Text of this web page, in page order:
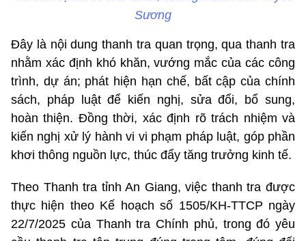
Sương
Đây là nội dung thanh tra quan trọng, qua thanh tra
nhằm xác định khó khăn, vướng mắc của các công
trình, dự án; phát hiện hạn chế, bất cập của chính
sách, pháp luật để kiến nghị, sửa đổi, bổ sung,
hoàn thiện. Đồng thời, xác định rõ trách nhiệm và
kiến nghị xử lý hành vi vi phạm pháp luật, góp phần
khơi thông nguồn lực, thúc đẩy tăng trưởng kinh tế.
Theo Thanh tra tỉnh An Giang, việc thanh tra được
thực hiện theo Kế hoạch số 1505/KH-TTCP ngày
22/7/2025 của Thanh tra Chính phủ, trong đó yêu